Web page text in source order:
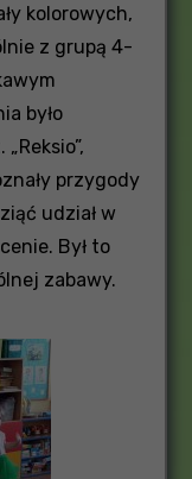
kolorowych,
z grupą 4-
było
przygody
udział w
Był to
zabawy.